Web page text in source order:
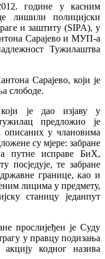
године у касним
лишили полицијски
и заштиту (SIPA), у
Сарајево и МУП-а
Тужилаштва
Сарајево, који је
слободе.
је дао изјаву у
предложио је
описаних у члановима
су мјере: забране
путне исправе БиХ,
посједује, те забране
границе, као и
лицима у предмету,
станицу једанпут
прослијеђен је Суду
у правцу подизања
кодног назива